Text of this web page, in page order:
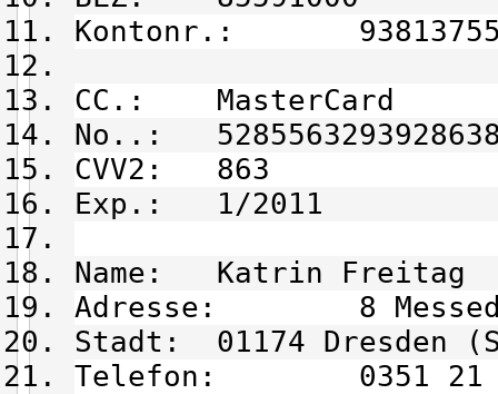
Kontonr.:
CC.: MasterCard
No..:
CVV2: 863
Exp.: 1/2011
Name: Katrin Freitag
Adresse: 8
Stadt: 01174 Dresden
Telefon: 0351 21